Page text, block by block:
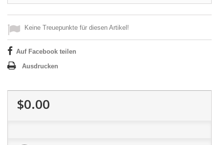
Keine Treuepunkte für diesen Artikel!
Auf Facebook teilen
Ausdrucken
$0.00